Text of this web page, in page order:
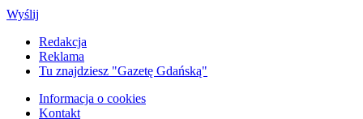
Wyślij
Redakcja
Reklama
Tu znajdziesz "Gazetę Gdańską"
Informacja o cookies
Kontakt